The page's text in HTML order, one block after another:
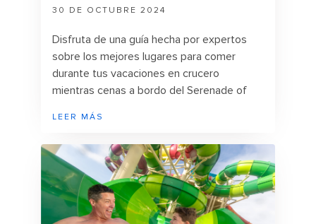
30 DE OCTUBRE 2024
Disfruta de una guía hecha por expertos
sobre los mejores lugares para comer
durante tus vacaciones en crucero
mientras cenas a bordo del Serenade of
LEER MÁS